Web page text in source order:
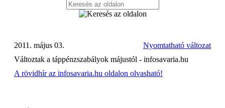
Nyomtatható változat
2011. május 03.
Változtak a táppénzszabályok májustól - infosavaria.hu
A rövidhír az infosavaria.hu oldalon olvasható!